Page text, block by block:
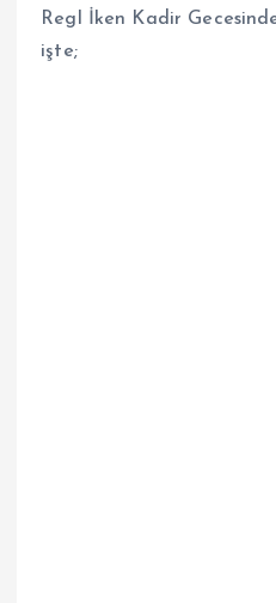
Regl İken Kadir
işte;